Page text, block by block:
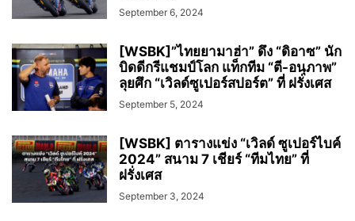
September 6, 2024
[WSBK]”ไทยยามาฮ่า” ดึง “ดิอาซ” นัก
บิดดีกรีแชมป์โลก แท็กทีม “ตี-อนุภาพ”
ลุยศึก “เวิลด์ซูเปอร์สปอร์ต” ที่ ฝรั่งเศส
September 5, 2024
[WSBK] ตารางแข่ง “เวิลด์ ซูเปอร์ไบค์
2024” สนาม 7 เชียร์ “ทีมไทย” ที่
ฝรั่งเศส
September 3, 2024